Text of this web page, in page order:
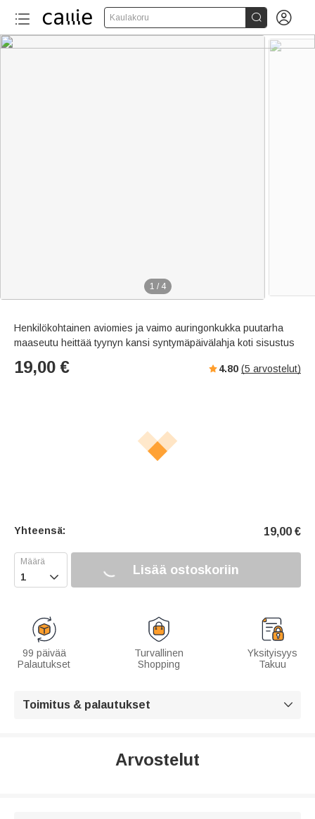
Kaulakoru  
1 / 4
Henkilökohtainen aviomies ja vaimo auringonkukka puutarha
maaseutu heittää tyynyn kansi syntymäpäivälahja koti sisustus
19,00 € 4.80 (5 arvostelut)
Yhteensä: 19,00 €
 Lisää ostoskoriin
99 päivää
Palautukset
Turvallinen
Shopping
Yksityisyys
Takuu
Toimitus & palautukset 
Arvostelut